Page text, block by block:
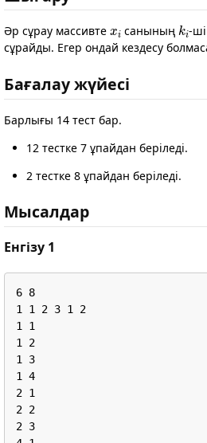
Әр сұрау массивте санының
k
-ші
сұрайды. Егер ондай кездесу
Бағалау жүйесі
Барлығы 14 тест бар.
12 тестке 7 ұпайдан беріледі.
2 тестке 8 ұпайдан беріледі.
Мысалдар
Енгізу 1
6 8
1 1 2 3 1 2
1 1
1 2
1 3
1 4
2 1
2 2
2 3